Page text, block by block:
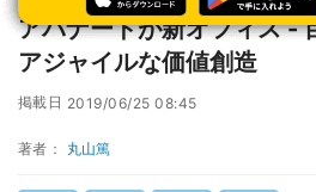
アバナードが新オフィス -
アジャイルな価値創造
掲載日 2019/06/25 08:45
著者： 丸山篤